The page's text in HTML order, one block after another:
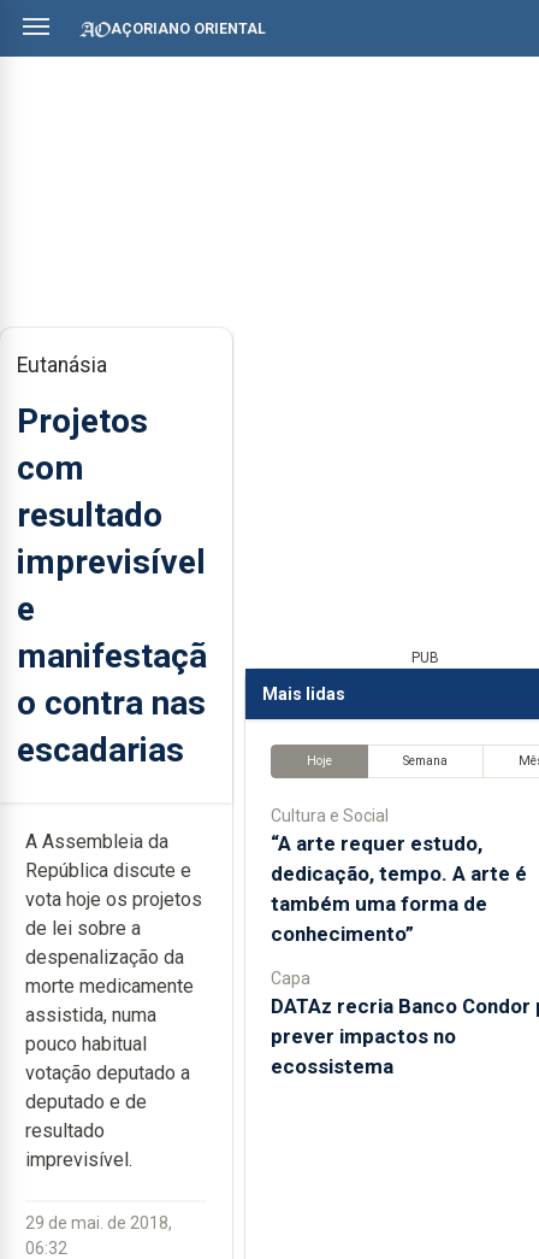
AÇORIANO ORIENTAL
Eutanásia
Projetos
com
resultado
imprevisível
e
manifestaçã
o contra nas
escadarias
A Assembleia da
República discute e
vota hoje os projetos
de lei sobre a
despenalização da
morte medicamente
assistida, numa
pouco habitual
votação deputado a
deputado e de
resultado
imprevisível.
29 de mai. de 2018,
06:32
PUB
Mais lidas
Hoje Semana
Cultura e Social
“A arte requer estudo,
dedicação, tempo. A arte é
também uma forma de
conhecimento”
Capa
DATAz recria Banco Condor
prever impactos no
ecossistema